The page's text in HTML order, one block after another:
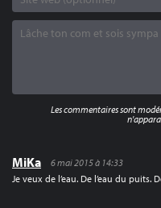
MiKa
6 mai 2015 à 14:33
Je veux de l’eau. De l’eau du puits.
Les commentaires sont